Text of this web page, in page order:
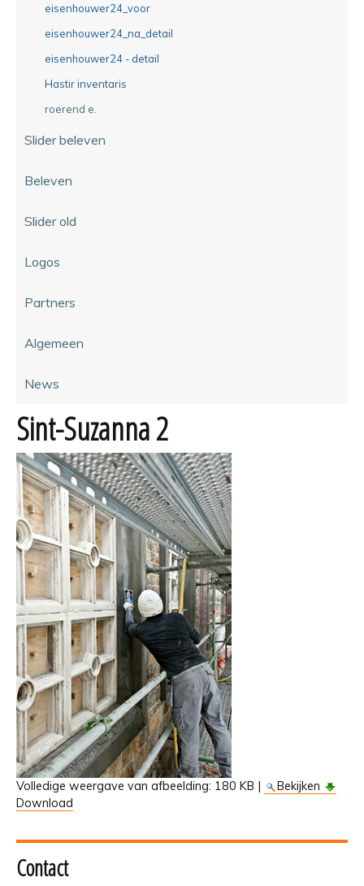
eisenhouwer24_voor
eisenhouwer24_na_detail
eisenhouwer24 - detail
Hastir inventaris
roerend e.
Slider beleven
Beleven
Slider old
Logos
Partners
Algemeen
News
Sint-Suzanna 2
Volledige weergave van afbeelding: 180 KB |
Bekijken
Download
Contact